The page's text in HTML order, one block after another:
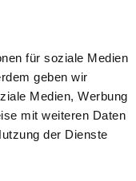
für soziale Medien
geben wir
Medien, Werbung
mit weiteren Daten
der Dienste
DKV